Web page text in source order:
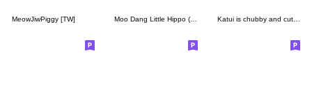
MeowJiwPiggy [TW] Katui is chubby and cute. (No Text)